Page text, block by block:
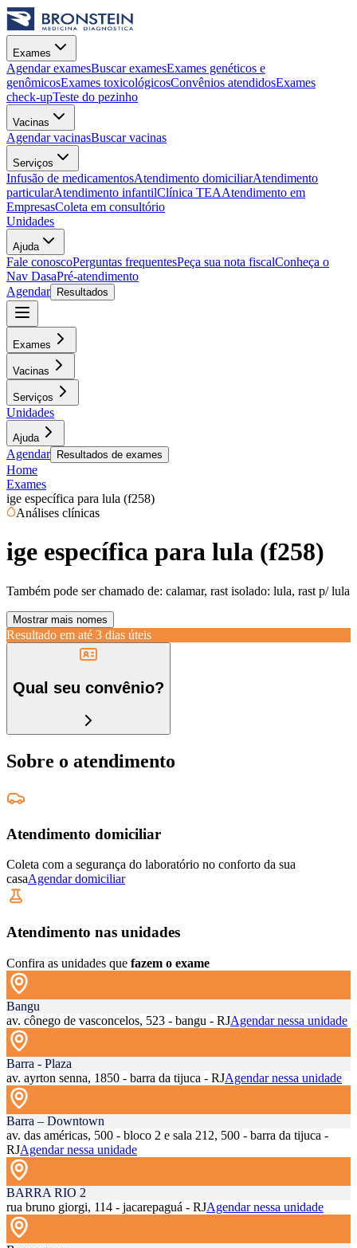
Exames
Agendar examesBuscar examesExames genéticos e
genômicosExames toxicológicosConvênios atendidosExames
check-upTeste do pezinho
Vacinas
Agendar vacinasBuscar vacinas
Serviços
Infusão de medicamentosAtendimento domiciliarAtendimento
particularAtendimento infantilClínica TEAAtendimento em
EmpresasColeta em consultório
Unidades
Ajuda
Fale conoscoPerguntas frequentesPeça sua nota fiscalConheça o
Nav DasaPré-atendimento
Agendar
Resultados
Exames
Vacinas
Serviços
Unidades
Ajuda
Agendar Resultados de exames
Home
Exames
ige específica para lula (f258)
Análises clínicas
ige específica para lula (f258)
Também pode ser chamado de: calamar, rast isolado: lula, rast p/ lula
Mostrar mais nomes
Resultado em até 3 dias úteis
Qual seu convênio?
Sobre o atendimento
Atendimento domiciliar
Coleta com a segurança do laboratório no conforto da sua
casaAgendar domiciliar
Atendimento nas unidades
Confira as unidades que fazem o exame
Bangu
av. cônego de vasconcelos, 523 - bangu - RJAgendar nessa unidade
Barra - Plaza
av. ayrton senna, 1850 - barra da tijuca - RJAgendar nessa unidade
Barra – Downtown
av. das américas, 500 - bloco 2 e sala 212, 500 - barra da tijuca -
RJAgendar nessa unidade
BARRA RIO 2
rua bruno giorgi, 114 - jacarepaguá - RJAgendar nessa unidade